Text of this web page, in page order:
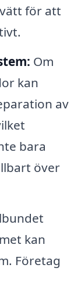
för att
Om
kan
av
bara
över
kan
Företag